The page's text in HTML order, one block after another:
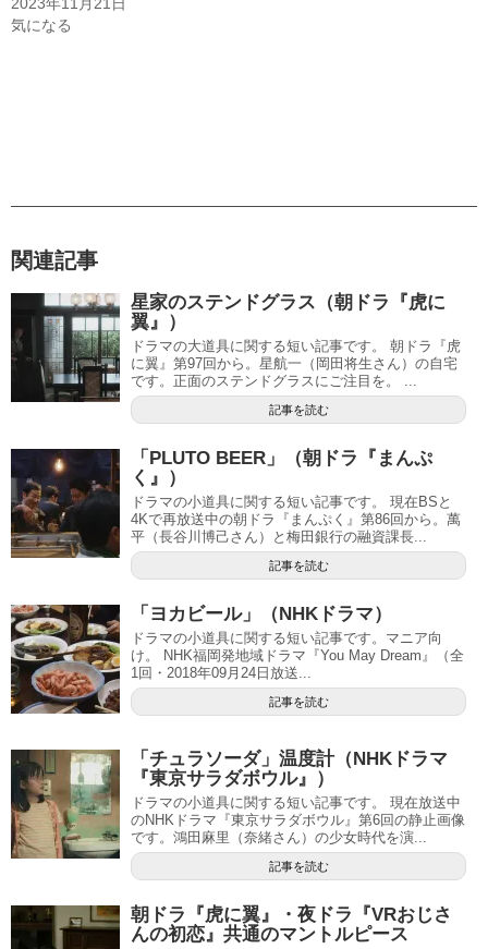
気になる
関連記事
星家のステンドグラス（朝ドラ『虎に
翼』）
ドラマの大道具に関する短い記事です。 朝ドラ『虎
に翼』第97回から。星航一（岡田将生さん）の自宅
です。正面のステンドグラスにご注目を。 ...
記事を読む
「PLUTO BEER」（朝ドラ『まんぷ
く』）
ドラマの小道具に関する短い記事です。 現在BSと
4Kで再放送中の朝ドラ『まんぷく』第86回から。萬
平（長谷川博己さん）と梅田銀行の融資課長...
記事を読む
「ヨカビール」（NHKドラマ）
ドラマの小道具に関する短い記事です。マニア向
け。 NHK福岡発地域ドラマ『You May Dream』（全
1回・2018年09月24日放送...
記事を読む
「チュラソーダ」温度計（NHKドラマ
『東京サラダボウル』）
ドラマの小道具に関する短い記事です。 現在放送中
のNHKドラマ『東京サラダボウル』第6回の静止画像
です。鴻田麻里（奈緒さん）の少女時代を演...
記事を読む
朝ドラ『虎に翼』・夜ドラ『VRおじさ
んの初恋』共通のマントルピース